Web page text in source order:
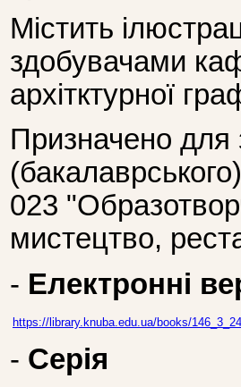
Містить
здобувачами
архітктурної
Призначено для
023
мистецтво,
- Електронні
https://library.knuba.edu.ua/books/
- Серія